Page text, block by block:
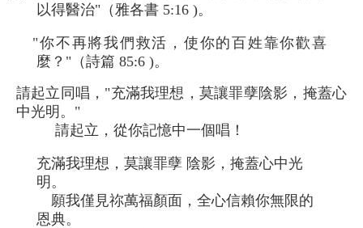
以得醫治"（雅各書 5:16 )。
"你不再將我們救活，使你的百姓靠你歡喜
麼？"（詩篇 85:6 )。
請起立同唱，"充滿我理想，莫讓罪孽陰影，掩蓋心
中光明。"
請起立，從你記憶中一個唱！
充滿我理想，莫讓罪孽 陰影，掩蓋心中光
明。
願我僅見祢萬福顏面，全心信賴你無限的
恩典。